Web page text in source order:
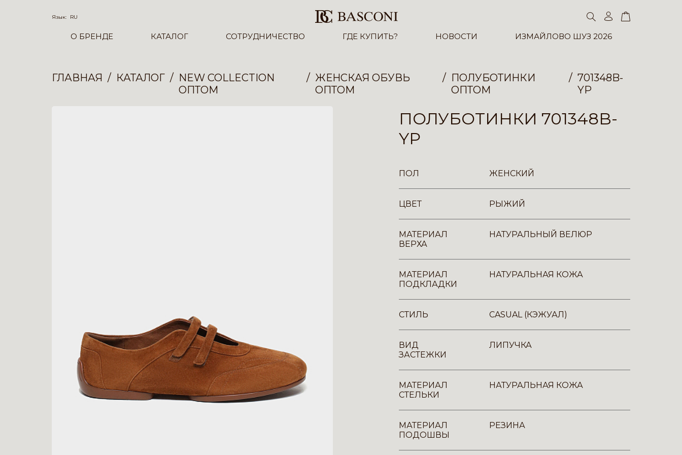
Язык: RU
О БРЕНДЕ КАТАЛОГ СОТРУДНИЧЕСТВО ГДЕ КУПИТЬ? НОВОСТИ ИЗМАЙЛОВО ШУЗ 2026
ГЛАВНАЯ КАТАЛОГ
NEW COLLECTION
ОПТОМ
ЖЕНСКАЯ ОБУВЬ
ОПТОМ
ПОЛУБОТИНКИ
ОПТОМ
701348B-
YP
ПОЛУБОТИНКИ 701348B-
YP
ПОЛ ЖЕНСКИЙ
ЦВЕТ РЫЖИЙ
МАТЕРИАЛ
ВЕРХА
НАТУРАЛЬНЫЙ ВЕЛЮР
МАТЕРИАЛ
ПОДКЛАДКИ
НАТУРАЛЬНАЯ КОЖА
СТИЛЬ CASUAL (КЭЖУАЛ)
ВИД
ЗАСТЕЖКИ
ЛИПУЧКА
МАТЕРИАЛ
СТЕЛЬКИ
НАТУРАЛЬНАЯ КОЖА
МАТЕРИАЛ
ПОДОШВЫ
РЕЗИНА